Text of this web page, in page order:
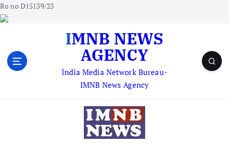
Ro no D15139/23
IMNB NEWS
AGENCY
lndia Media Network Bureau-
IMNB News Agency